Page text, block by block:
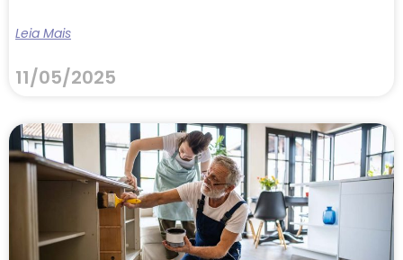
Leia Mais
11/05/2025